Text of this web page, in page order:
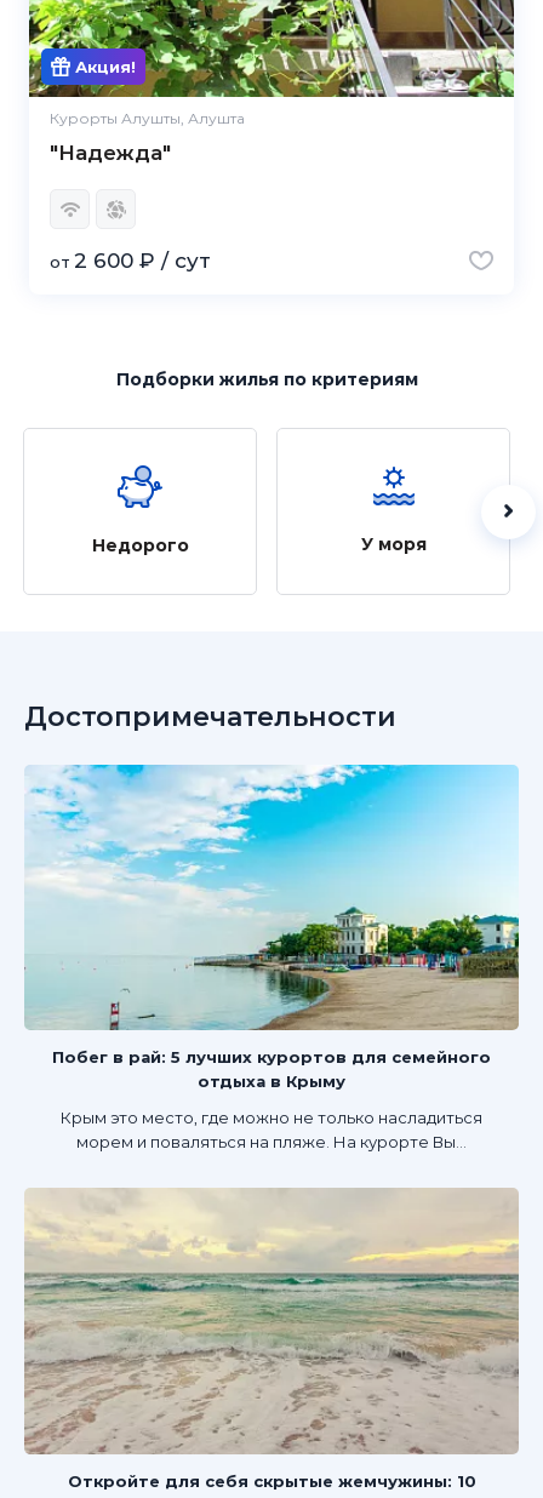
Акция!
Курорты Алушты, Алушта
"Надежда"
от 2 600 ₽ / сут
Подборки жильяпо критериям
Недорого У моря
Достопримечательности
Побег в рай: 5 лучших курортов для семейного
отдыха в Крыму
Крым это место, где можно не только насладиться
морем и поваляться на пляже. На курорте Вы...
Откройте для себя скрытые жемчужины: 10